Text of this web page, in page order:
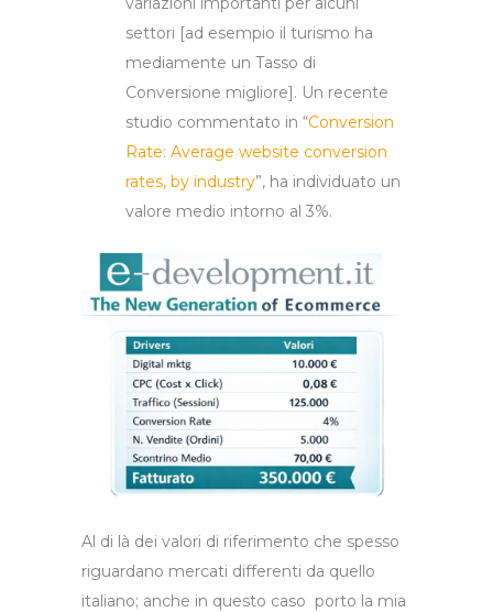
settori [ad esempio il turismo ha
mediamente un Tasso di
Conversione migliore]. Un recente
studio commentato in “Conversion
Rate: Average website conversion
rates, by industry”, ha individuato un
valore medio intorno al 3%.
Al di là dei valori di riferimento che spesso
riguardano mercati differenti da quello
italiano; anche in questo caso porto la mia